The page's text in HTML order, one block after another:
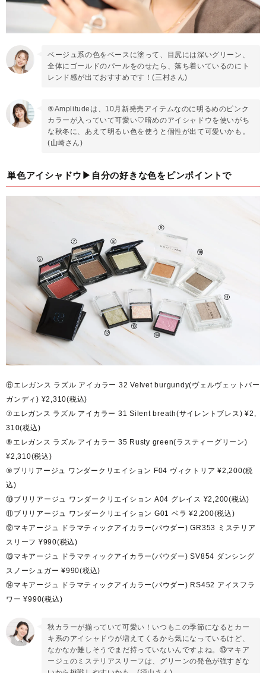
ベージュ系の色をベースに塗って、目尻には深いグリーン、
全体にゴールドのパールをのせたら、落ち着いているのにト
レンド感が出ておすすめです！(三村さん)
⑤Amplitudeは、10月新発売アイテムなのに明るめのピンク
カラーが入っていて可愛い♡暗めのアイシャドウを使いがち
な秋冬に、あえて明るい色を使うと個性が出て可愛いかも。
(山崎さん)
単色アイシャドウ▶自分の好きな色をピンポイントで
⑥エレガンス ラズル アイカラー 32 Velvet burgundy(ヴェルヴェットバー
ガンディ) ¥2,310(税込)
⑦エレガンス ラズル アイカラー 31 Silent breath(サイレントブレス) ¥2,
310(税込)
⑧エレガンス ラズル アイカラー 35 Rusty green(ラスティーグリーン)
¥2,310(税込)
⑨ブリリアージュ ワンダークリエイション F04 ヴィクトリア ¥2,200(税
込)
⑩ブリリアージュ ワンダークリエイション A04 グレイス ¥2,200(税込)
⑪ブリリアージュ ワンダークリエイション G01 ベラ ¥2,200(税込)
⑫マキアージュ ドラマティックアイカラー(パウダー) GR353 ミステリア
スリーフ ¥990(税込)
⑬マキアージュ ドラマティックアイカラー(パウダー) SV854 ダンシング
スノーシュガー ¥990(税込)
⑭マキアージュ ドラマティックアイカラー(パウダー) RS452 アイスフラ
ワー ¥990(税込)
秋カラーが揃っていて可愛い！いつもこの季節になるとカー
キ系のアイシャドウが増えてくるから気になっているけど、
なかなか難しそうでまだ持っていないんですよね。⑬マキア
ージュのミステリアスリーフは、グリーンの発色が強すぎな